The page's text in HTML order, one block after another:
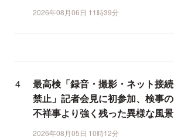
2026年08月06日 11時39分
最高検「録音・撮影・ネット接続
禁止」記者会見に初参加、検事の
不祥事より強く残った異様な風景
2026年08月05日 10時12分